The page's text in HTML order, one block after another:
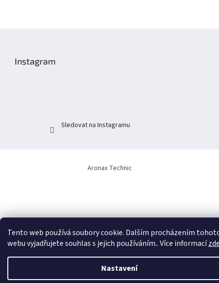
Tento web používá soubory cookie. Dalším procházením
webu vyjadřujete souhlas s jejich používáním.. Více informací
Nastavení
Instagram
Sledovat na Instagramu
Aronax Technic